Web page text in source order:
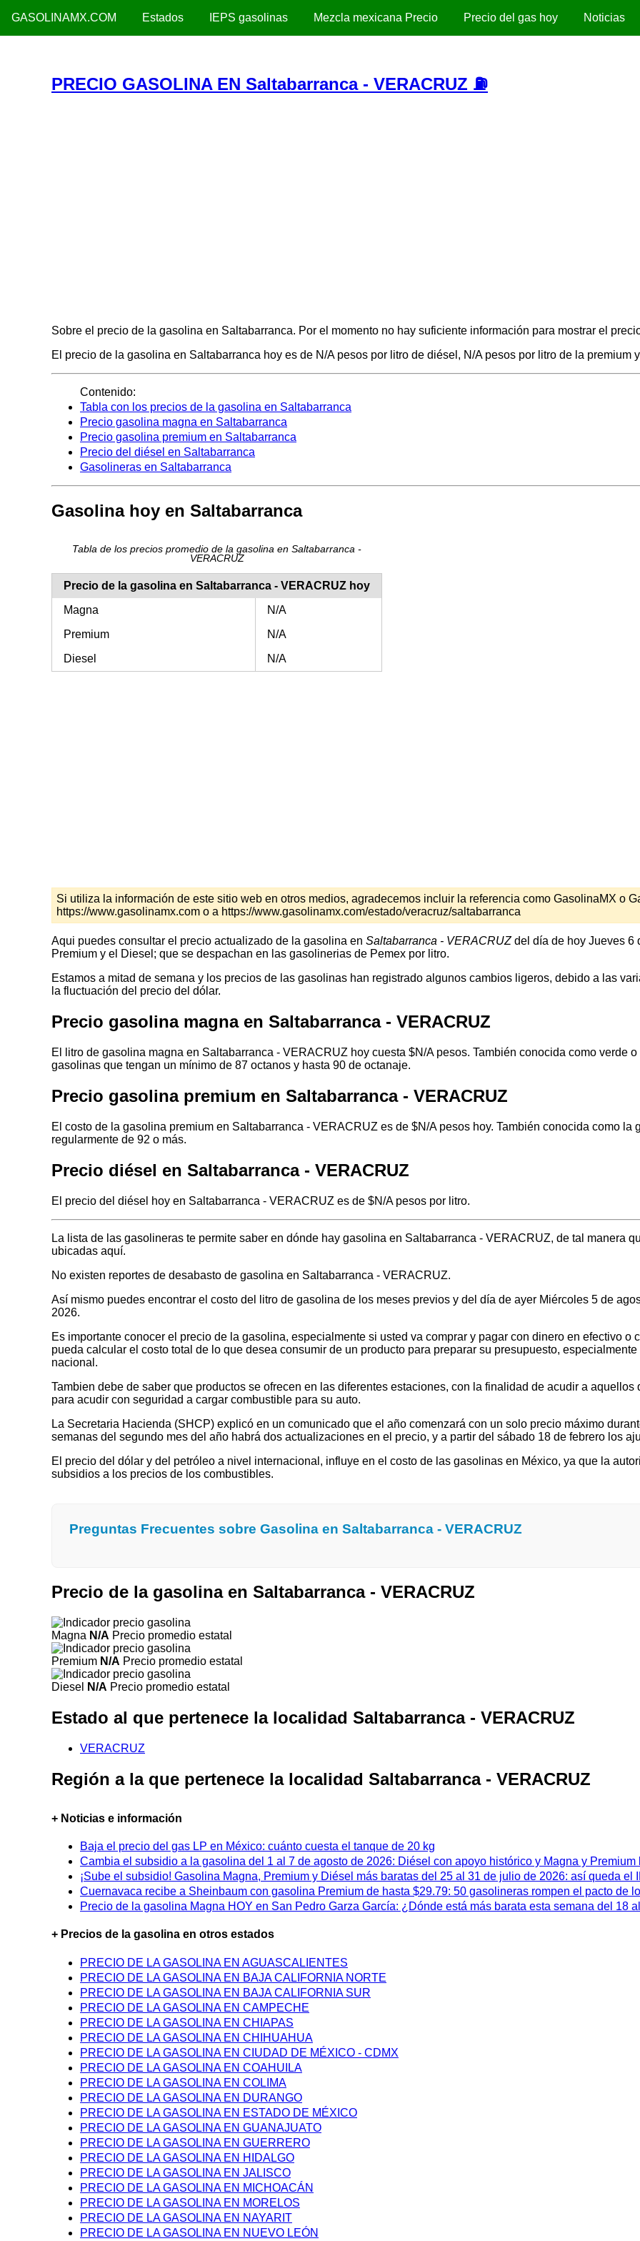
GASOLINAMX.COM Estados IEPS gasolinas Mezcla mexicana Precio Precio del gas hoy Noticias
PRECIO GASOLINA EN Saltabarranca - VERACRUZ ⛽
Sobre el precio de la gasolina en Saltabarranca. Por el momento no hay suficiente información para mostrar el
El precio de la gasolina en Saltabarranca hoy es de N/A pesos por litro de diésel, N/A pesos por litro de la premium
Contenido:
Tabla con los precios de la gasolina en Saltabarranca
Precio gasolina magna en Saltabarranca
Precio gasolina premium en Saltabarranca
Precio del diésel en Saltabarranca
Gasolineras en Saltabarranca
Gasolina hoy en Saltabarranca
Tabla de los precios promedio de la gasolina en Saltabarranca -
VERACRUZ
Precio de la gasolina en Saltabarranca - VERACRUZ hoy
Magna
N/A
Premium
N/A
Diesel
N/A
Si utiliza la información de este sitio web en otros medios, agradecemos incluir la referencia como GasolinaMX o
https://www.gasolinamx.com o a https://www.gasolinamx.com/estado/veracruz/saltabarranca
Aqui puedes consultar el precio actualizado de la gasolina en Saltabarranca - VERACRUZdel día de hoy Jueves 6
Premium y el Diesel; que se despachan en las gasolinerias de Pemex por litro.
Estamos a mitad de semana y los precios de las gasolinas han registrado algunos cambios ligeros, debido a las
la fluctuación del precio del dólar.
Precio gasolina magna en Saltabarranca - VERACRUZ
El litro de gasolina magna en Saltabarranca - VERACRUZ hoy cuesta $N/A pesos. También conocida como verde
gasolinas que tengan un mínimo de 87 octanos y hasta 90 de octanaje.
Precio gasolina premium en Saltabarranca - VERACRUZ
El costo de la gasolina premium en Saltabarranca - VERACRUZ es de $N/A pesos hoy. También conocida como
regularmente de 92 o más.
Precio diésel en Saltabarranca - VERACRUZ
El precio del diésel hoy en Saltabarranca - VERACRUZ es de $N/A pesos por litro.
La lista de las gasolineras te permite saber en dónde hay gasolina en Saltabarranca - VERACRUZ, de tal manera
ubicadas aquí.
No existen reportes de desabasto de gasolina en Saltabarranca - VERACRUZ.
Así mismo puedes encontrar el costo del litro de gasolina de los meses previos y del día de ayer Miércoles 5 de
2026.
Es importante conocer el precio de la gasolina, especialmente si usted va comprar y pagar con dinero en efectivo o
pueda calcular el costo total de lo que desea consumir de un producto para preparar su presupuesto,
nacional.
Tambien debe de saber que productos se ofrecen en las diferentes estaciones, con la finalidad de acudir a
para acudir con seguridad a cargar combustible para su auto.
La Secretaria Hacienda (SHCP) explicó en un comunicado que el año comenzará con un solo precio máximo
semanas del segundo mes del año habrá dos actualizaciones en el precio, y a partir del sábado 18 de febrero los
El precio del dólar y del petróleo a nivel internacional, influye en el costo de las gasolinas en México, ya que la
subsidios a los precios de los combustibles.
Preguntas Frecuentes sobre Gasolina en Saltabarranca - VERACRUZ
Precio de la gasolina en Saltabarranca - VERACRUZ
Magna N/A Precio promedio estatal
Premium N/A Precio promedio estatal
Diesel N/A Precio promedio estatal
Estado al que pertenece la localidad Saltabarranca - VERACRUZ
VERACRUZ
Región a la que pertenece la localidad Saltabarranca - VERACRUZ
+ Noticias e información
Baja el precio del gas LP en México: cuánto cuesta el tanque de 20 kg
Cambia el subsidio a la gasolina del 1 al 7 de agosto de 2026: Diésel con apoyo histórico y Magna y Premium
¡Sube el subsidio! Gasolina Magna, Premium y Diésel más baratas del 25 al 31 de julio de 2026: así queda el
Cuernavaca recibe a Sheinbaum con gasolina Premium de hasta $29.79: 50 gasolineras rompen el pacto de
Precio de la gasolina Magna HOY en San Pedro Garza García: ¿Dónde está más barata esta semana del 18
+ Precios de la gasolina en otros estados
PRECIO DE LA GASOLINA EN AGUASCALIENTES
PRECIO DE LA GASOLINA EN BAJA CALIFORNIA NORTE
PRECIO DE LA GASOLINA EN BAJA CALIFORNIA SUR
PRECIO DE LA GASOLINA EN CAMPECHE
PRECIO DE LA GASOLINA EN CHIAPAS
PRECIO DE LA GASOLINA EN CHIHUAHUA
PRECIO DE LA GASOLINA EN CIUDAD DE MÉXICO - CDMX
PRECIO DE LA GASOLINA EN COAHUILA
PRECIO DE LA GASOLINA EN COLIMA
PRECIO DE LA GASOLINA EN DURANGO
PRECIO DE LA GASOLINA EN ESTADO DE MÉXICO
PRECIO DE LA GASOLINA EN GUANAJUATO
PRECIO DE LA GASOLINA EN GUERRERO
PRECIO DE LA GASOLINA EN HIDALGO
PRECIO DE LA GASOLINA EN JALISCO
PRECIO DE LA GASOLINA EN MICHOACÁN
PRECIO DE LA GASOLINA EN MORELOS
PRECIO DE LA GASOLINA EN NAYARIT
PRECIO DE LA GASOLINA EN NUEVO LEÓN